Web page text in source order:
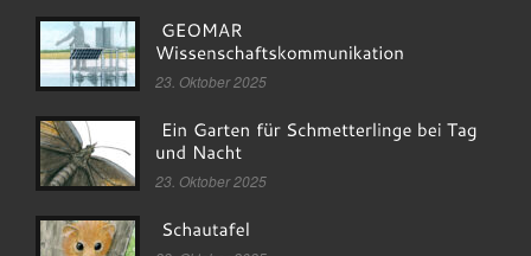
23. Oktober 2025
23. Oktober 2025